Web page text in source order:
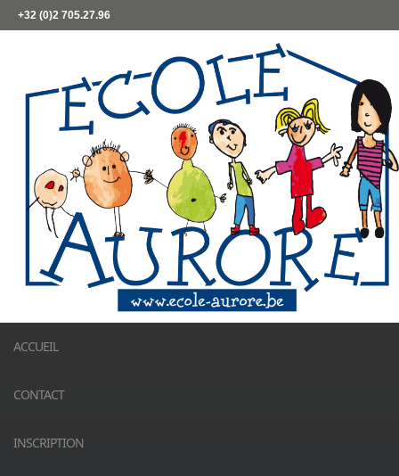
+32 (0)2 705.27.96
ACCUEIL
CONTACT
INSCRIPTION